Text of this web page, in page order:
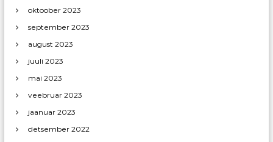
oktoober 2023
september 2023
august 2023
juuli 2023
mai 2023
veebruar 2023
jaanuar 2023
detsember 2022